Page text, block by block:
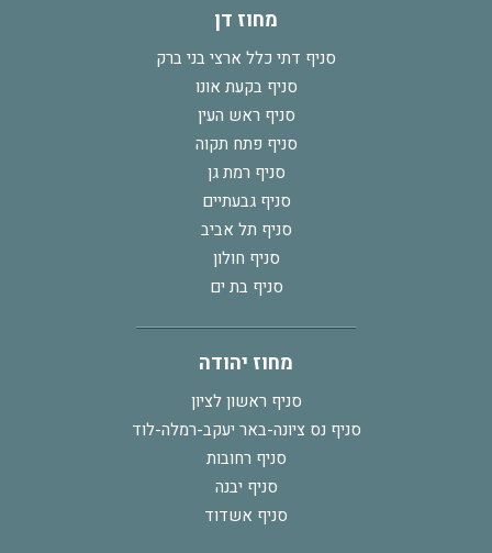
מחוז דן
סניף דתי כלל ארצי בני ברק
סניף בקעת אונו
סניף ראש העין
סניף פתח תקוה
סניף רמת גן
סניף גבעתיים
סניף תל אביב
סניף חולון
סניף בת ים
מחוז יהודה
סניף ראשון לציון
סניף נס ציונה-באר יעקב-רמלה-לוד
סניף רחובות
סניף יבנה
סניף אשדוד